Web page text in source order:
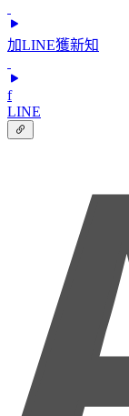
加LINE獲新知
f
LINE